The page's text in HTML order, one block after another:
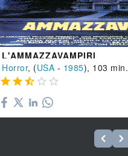
L'AMMAZZAVAMPIRI
Horror, (USA - 1985), 103 min.
    